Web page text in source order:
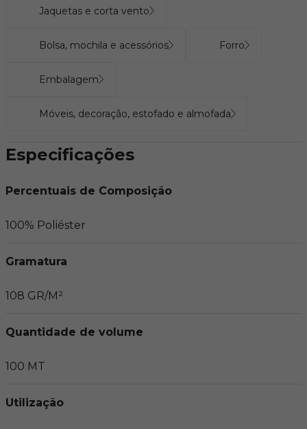
Jaquetas e corta vento
Bolsa, mochila e acessórios Forro
Embalagem
Móveis, decoração, estofado e almofada
Especificações
Percentuais de Composição
100% Poliéster
Gramatura
108 GR/M²
Quantidade de volume
100 MT
Utilização